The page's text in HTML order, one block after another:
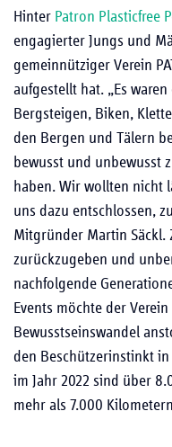
Hinter Patron Plasticfree
engagierter Jungs und
gemeinnütziger Verein
aufgestellt hat. „Es
Bergsteigen, Biken,
den Bergen und Tälern
bewusst und unbewusst
haben. Wir wollten nicht
uns dazu entschlossen,
Mitgründer Martin Säckl.
zurückzugeben und
nachfolgende
Events möchte der
Bewusstseinswandel
den Beschützerinstinkt
im Jahr 2022 sind über
mehr als 7.000